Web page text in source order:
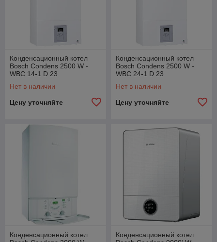
Конденсационный котел
Bosch Condens 2500 W -
WBC 14-1 D 23
Нет в наличии
Цену уточняйте
Конденсационный котел
Bosch Condens 2500 W -
WBC 24-1 D 23
Нет в наличии
Цену уточняйте
Конденсационный котел
Конденсационный котел